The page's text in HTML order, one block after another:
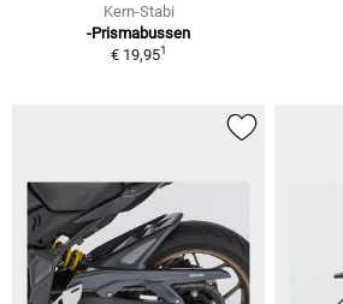
Kern-Stabi
-Prismabussen
€ 19,951